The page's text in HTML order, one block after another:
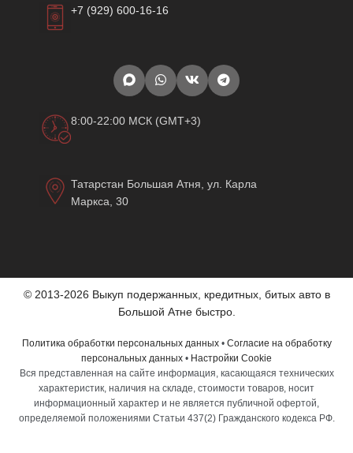
+7 (929) 600-16-16
8:00-22:00 МСК (GMT+3)
Татарстан Большая Атня, ул. Карла
Маркса, 30
© 2013-2026 Выкуп подержанных, кредитных, битых авто в
Большой Атне быстро.
Политика обработки персональных данных• Согласие на обработку
персональных данных • Настройки Cookie
Вся представленная на сайте информация, касающаяся технических
характеристик, наличия на складе, стоимости товаров, носит
информационный характер и не является публичной офертой,
определяемой положениями Статьи 437(2) Гражданского кодекса РФ.